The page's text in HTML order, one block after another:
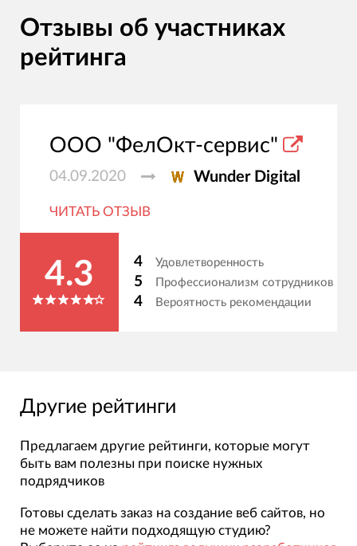
Отзывы об участниках
рейтинга
ООО "ФелОкт-сервис"
04.09.2020 Wunder Digital
ЧИТАТЬ ОТЗЫВ
4.3 4 Удовлетворенность
5 Профессионализм сотрудников
4 Вероятность рекомендации
Другие рейтинги
Предлагаем другие рейтинги, которые могут
быть вам полезны при поиске нужных
подрядчиков
Готовы сделать заказ на создание веб сайтов, но
не можете найти подходящую студию?